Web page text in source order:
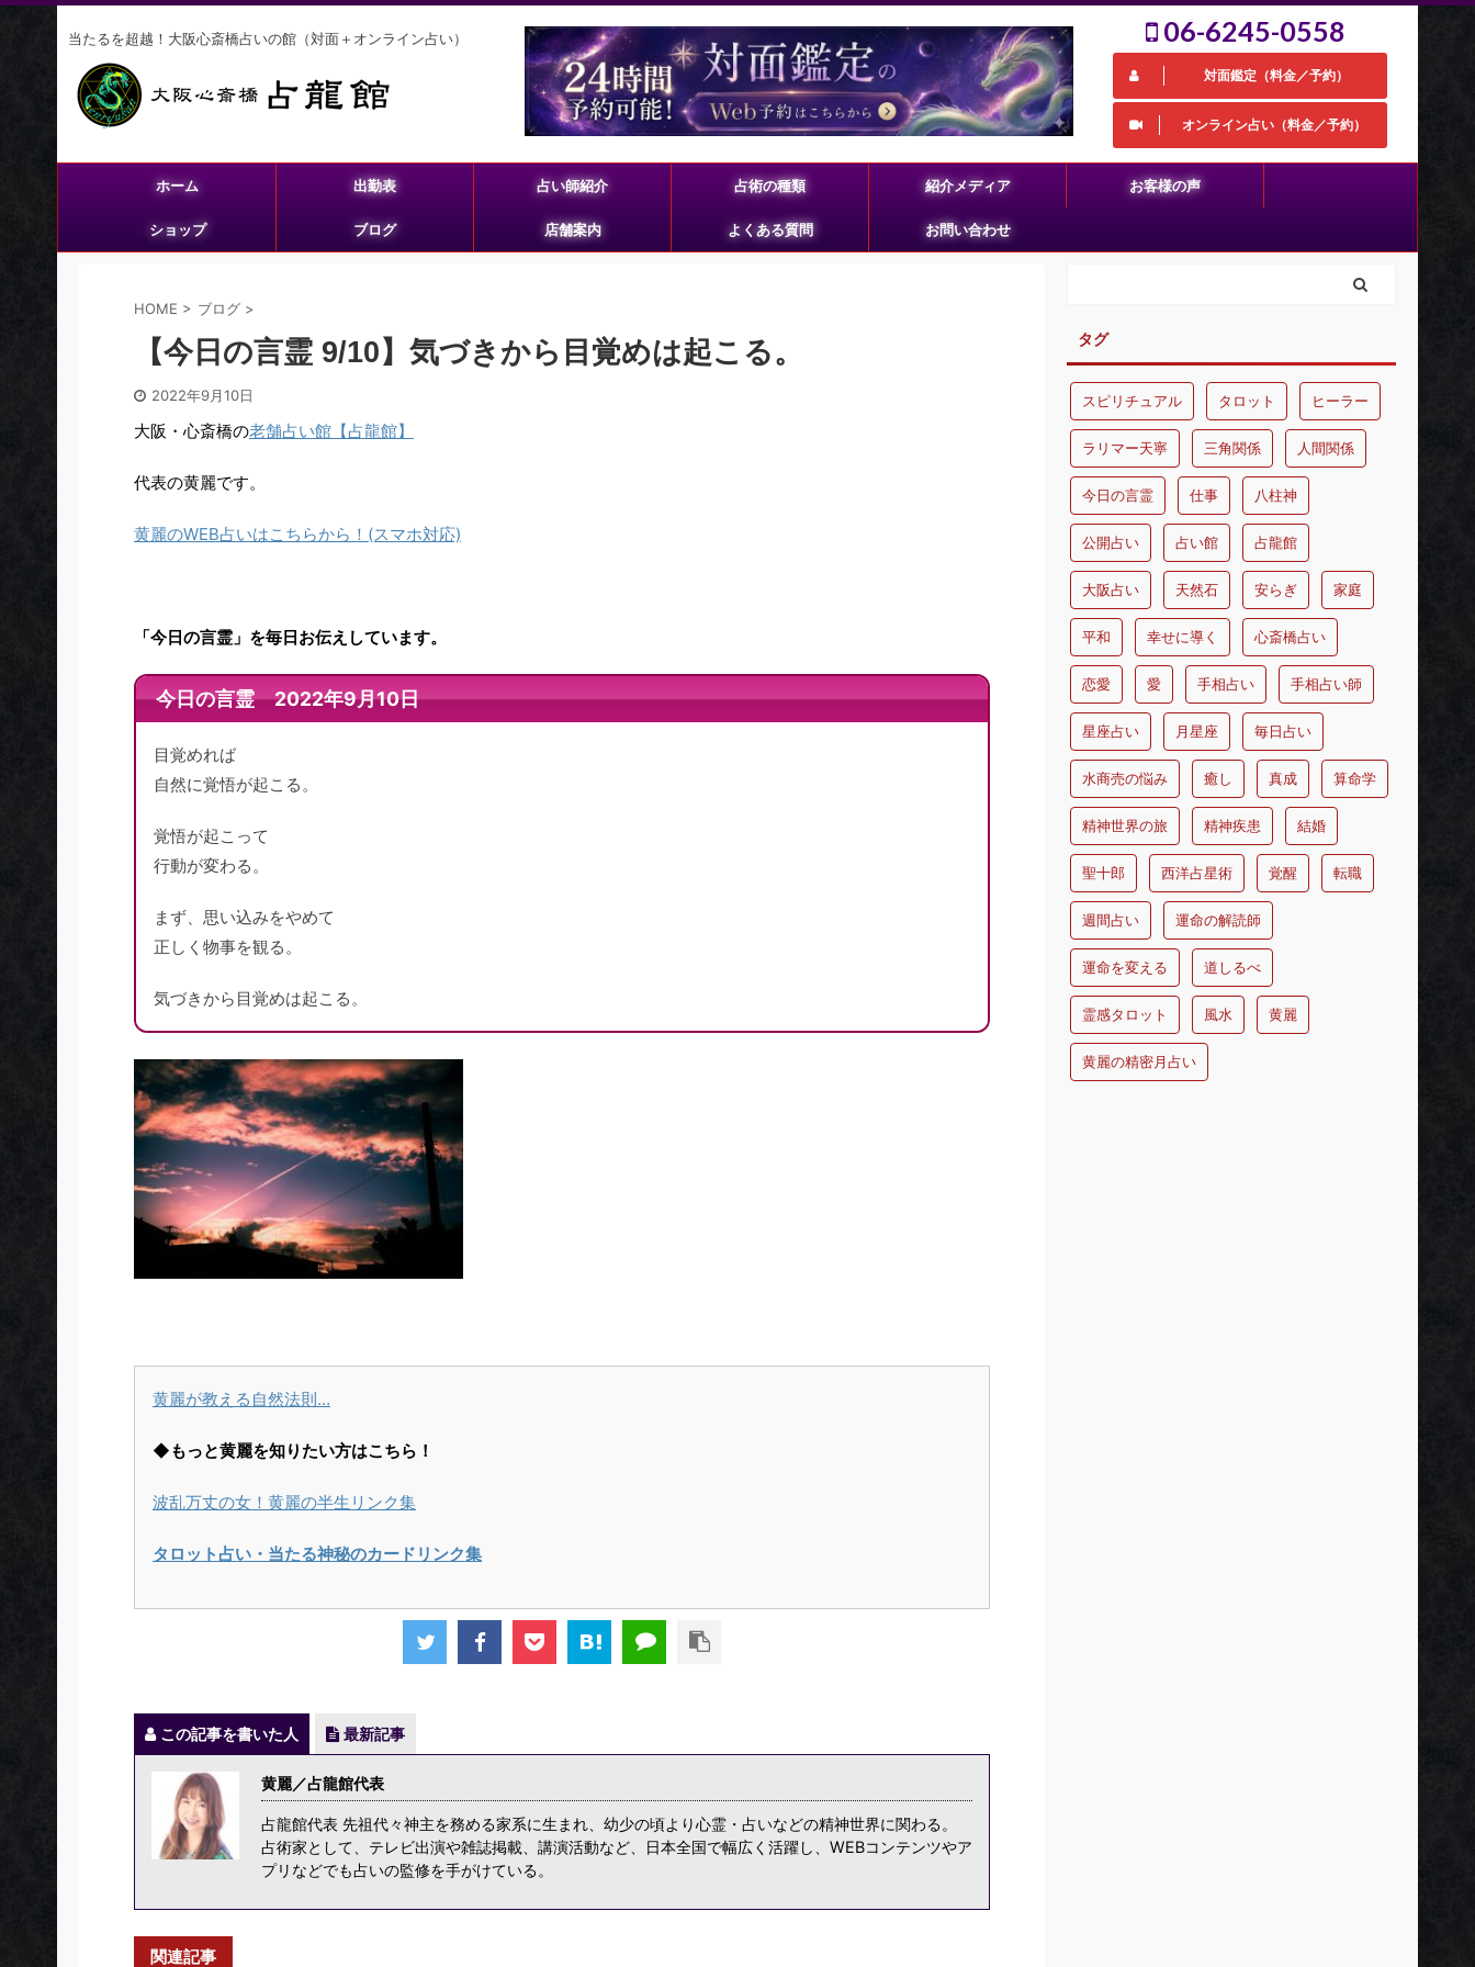
当たるを超越！大阪心斎橋占いの館（対面＋オンライン占い） 06-6245-0558
対面鑑定（料金／予約）
オンライン占い（料金／予約）
ホーム 出勤表 占い師紹介 占術の種類 紹介メディア お客様の声
ショップ ブログ 店舗案内 よくある質問 お問い合わせ
HOME > ブログ >
【今日の言霊 9/10】気づきから目覚めは起こる。
2022年9月10日
大阪・心斎橋の老舗占い館【占龍館】
代表の黄麗です。
黄麗のWEB占いはこちらから！(スマホ対応)
「今日の言霊」を毎日お伝えしています。
今日の言霊 2022年9月10日
目覚めれば
自然に覚悟が起こる。
覚悟が起こって
行動が変わる。
まず、思い込みをやめて
正しく物事を観る。
気づきから目覚めは起こる。
黄麗が教える自然法則…
◆もっと黄麗を知りたい方はこちら！
波乱万丈の女！黄麗の半生リンク集
タロット占い・当たる神秘のカードリンク集
この記事を書いた人 最新記事
黄麗／占龍館代表
占龍館代表 先祖代々神主を務める家系に生まれ、幼少の頃より心霊・占いなどの精神世界に関わる。
占術家として、テレビ出演や雑誌掲載、講演活動など、日本全国で幅広く活躍し、WEBコンテンツやア
プリなどでも占いの監修を手がけている。
関連記事
タグ
スピリチュアル タロット ヒーラー
ラリマー天寧 三角関係 人間関係
今日の言霊 仕事 八柱神
公開占い 占い館 占龍館
大阪占い 天然石 安らぎ 家庭
平和 幸せに導く 心斎橋占い
恋愛 愛 手相占い 手相占い師
星座占い 月星座 毎日占い
水商売の悩み 癒し 真成 算命学
精神世界の旅 精神疾患 結婚
聖十郎 西洋占星術 覚醒 転職
週間占い 運命の解読師
運命を変える 道しるべ
霊感タロット 風水 黄麗
黄麗の精密月占い